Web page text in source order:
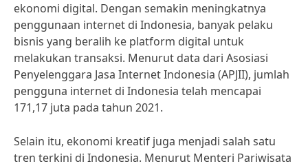
ekonomi digital. Dengan semakin meningkatnya
penggunaan internet di Indonesia, banyak pelaku
bisnis yang beralih ke platform digital untuk
melakukan transaksi. Menurut data dari Asosiasi
Penyelenggara Jasa Internet Indonesia (APJII), jumlah
pengguna internet di Indonesia telah mencapai
171,17 juta pada tahun 2021.
Selain itu, ekonomi kreatif juga menjadi salah satu
tren terkini di Indonesia. Menurut Menteri Pariwisata